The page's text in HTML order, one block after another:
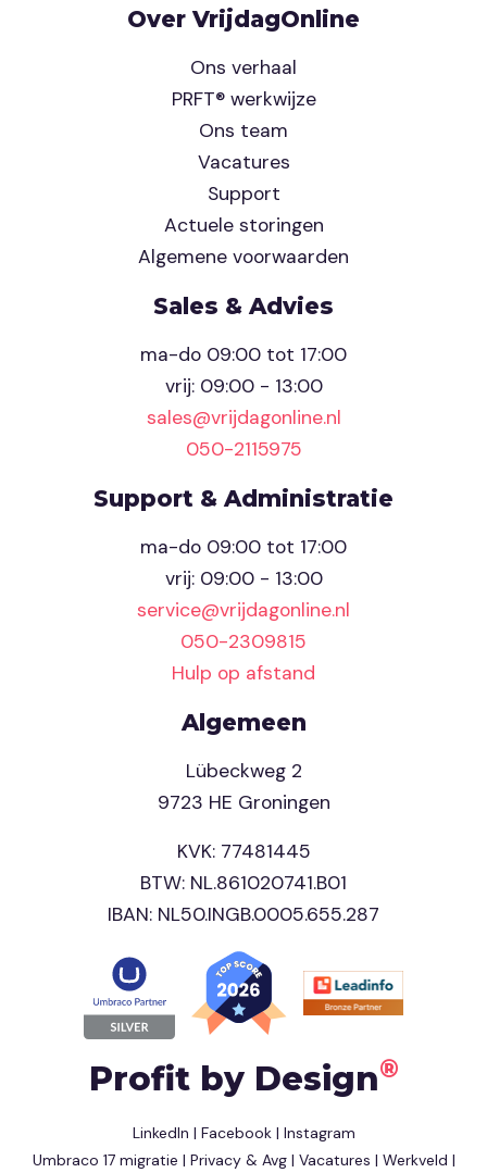
Over VrijdagOnline
Ons verhaal
PRFT® werkwijze
Ons team
Vacatures
Support
Actuele storingen
Algemene voorwaarden
Sales & Advies
ma-do 09:00 tot 17:00
vrij: 09:00 - 13:00
sales@vrijdagonline.nl
050-2115975
Support & Administratie
ma-do 09:00 tot 17:00
vrij: 09:00 - 13:00
service@vrijdagonline.nl
050-2309815
Hulp op afstand
Algemeen
Lübeckweg 2
9723 HE Groningen
KVK: 77481445
BTW: NL.861020741.B01
IBAN: NL50.INGB.0005.655.287
Profit by Design®
LinkedIn | Facebook| Instagram
Umbraco 17 migratie | Privacy & Avg| Vacatures | Werkveld |